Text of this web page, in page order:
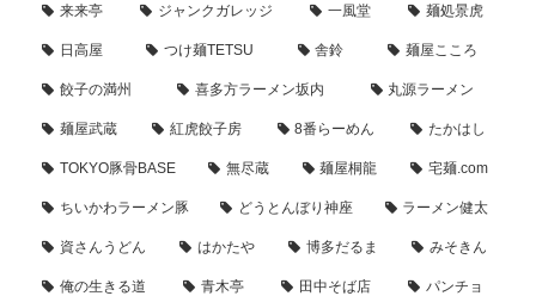
来来亭 ジャンクガレッジ 一風堂 麺処景虎
日高屋 つけ麺TETSU 舎鈴 麺屋こころ
餃子の満州 喜多方ラーメン坂内 丸源ラーメン
麺屋武蔵 紅虎餃子房 8番らーめん たかはし
TOKYO豚骨BASE 無尽蔵 麺屋桐龍 宅麺.com
ちいかわラーメン豚 どうとんぼり神座 ラーメン健太
資さんうどん はかたや 博多だるま みそきん
俺の生きる道 青木亭 田中そば店 パンチョ